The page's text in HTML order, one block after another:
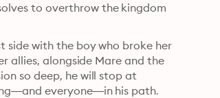
to overthrow the kingdom
side with the boy who broke her
allies, alongside Mare and the
so deep, he will stop at
everyone—in his path.